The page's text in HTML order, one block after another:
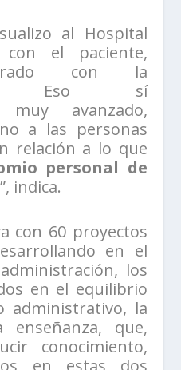
al Hospital
con el paciente,
con la
Eso sí
muy avanzado,
a las personas
relación a lo que
personal de
”, indica.
con 60 proyectos
en el
los
en el equilibrio
administrativo, la
enseñanza, que,
conocimiento,
en estas dos